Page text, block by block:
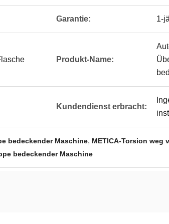
Garantie: 1-
Produkt-Name:
Kundendienst erbracht:
bedeckender Maschine, METICA-Torsion weg
bedeckender Maschine